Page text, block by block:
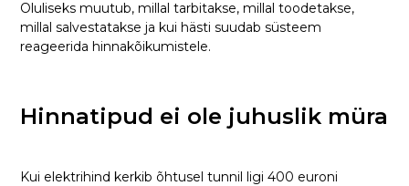
Oluliseks muutub, millal tarbitakse, millal toodetakse,
millal salvestatakse ja kui hästi suudab süsteem
reageerida hinnakõikumistele.
Hinnatipud ei ole juhuslik müra
Kui elektrihind kerkib õhtusel tunnil ligi 400 euroni